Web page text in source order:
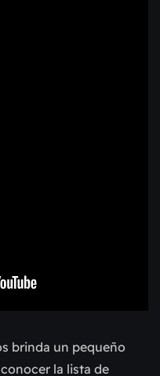
brinda un pequeño
la lista de